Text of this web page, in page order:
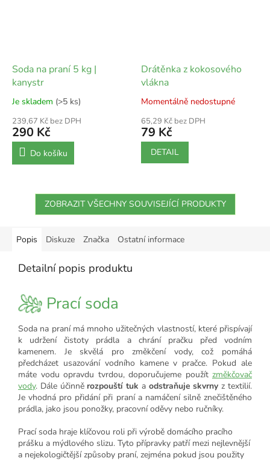
Soda na praní 5 kg |
kanystr
Je skladem (>5 ks)
239,67 Kč bez DPH
290 Kč
Do košíku
Drátěnka z kokosového
vlákna
Momentálně nedostupné
65,29 Kč bez DPH
79 Kč
DETAIL
ZOBRAZIT VŠECHNY SOUVISEJÍCÍ PRODUKTY
Popis Diskuze Značka Ostatní informace
Detailní popis produktu
Prací soda
Soda na praní má mnoho užitečných vlastností, které přispívají
k udržení čistoty prádla a chrání pračku před vodním
kamenem. Je skvělá pro změkčení vody, což pomáhá
předcházet usazování vodního kamene v pračce. Pokud ale
máte vodu opravdu tvrdou, doporučujeme použít změkčovač
vody. Dále účinně rozpouští tuk a odstraňuje skvrny z textilií.
Je vhodná pro přidání při praní a namáčení silně znečištěného
prádla, jako jsou ponožky, pracovní oděvy nebo ručníky.
Prací soda hraje klíčovou roli při výrobě domácího pracího
prášku a mýdlového slizu. Tyto přípravky patří mezi nejlevnější
a nejekologičtější způsoby praní, zejména pokud jsou použity